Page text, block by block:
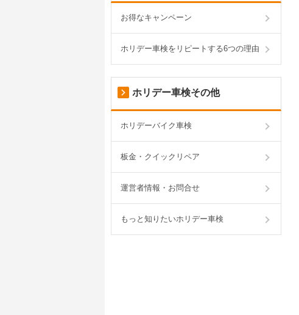
お得なキャンペーン
ホリデー車検をリピートする6つの理由
ホリデー車検その他
ホリデーバイク車検
板金・クイックリペア
運営者情報・お問合せ
もっと知りたいホリデー車検